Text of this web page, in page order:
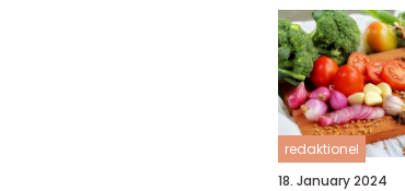
redaktionel
18. January 2024